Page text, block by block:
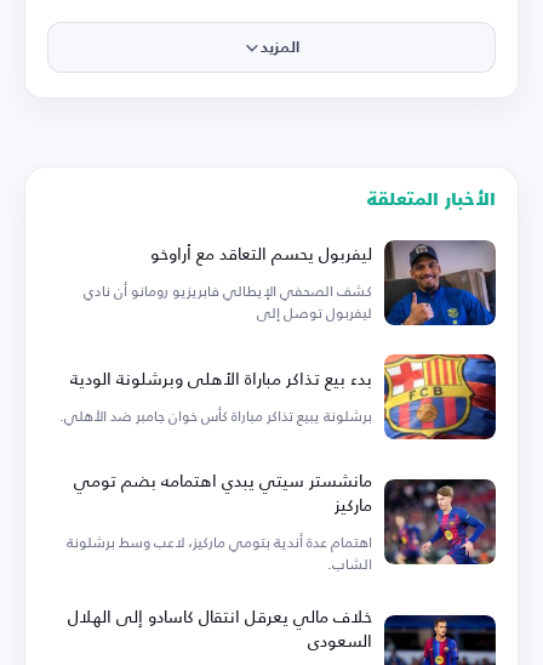
المزيد
الأخبار المتعلقة
ليفربول يحسم التعاقد مع أراوخو
كشف الصحفي الإيطالي فابريزيو رومانو أن نادي
ليفربول توصل إلى
بدء بيع تذاكر مباراة الأهلي وبرشلونة الودية
برشلونة يبيع تذاكر مباراة كأس خوان جامبر ضد الأهلي.
مانشستر سيتي يبدي اهتمامه بضم تومي
ماركيز
اهتمام عدة أندية بتومي ماركيز، لاعب وسط برشلونة
الشاب.
خلاف مالي يعرقل انتقال كاسادو إلى الهلال
السعودي